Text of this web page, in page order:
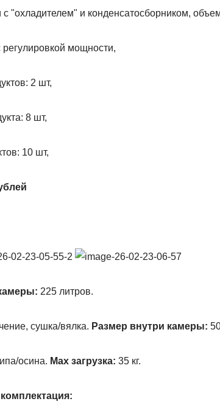
"охладителем" и конденсатосборником,
мощности,
2 шт,
8 шт,
10 шт,
225 литров.
сушка/вялка. Размер внутри камеры:
осина. Мах загрузка: 35 кг.